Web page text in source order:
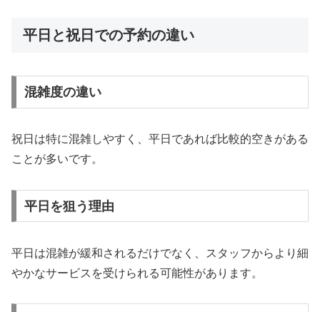
平日と祝日での予約の違い
混雑度の違い
祝日は特に混雑しやすく、平日であれば比較的空きがある
ことが多いです。
平日を狙う理由
平日は混雑が緩和されるだけでなく、スタッフからより細
やかなサービスを受けられる可能性があります。